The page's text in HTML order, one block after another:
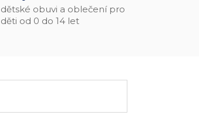
dětské obuvi a oblečení pro
děti od 0 do 14 let